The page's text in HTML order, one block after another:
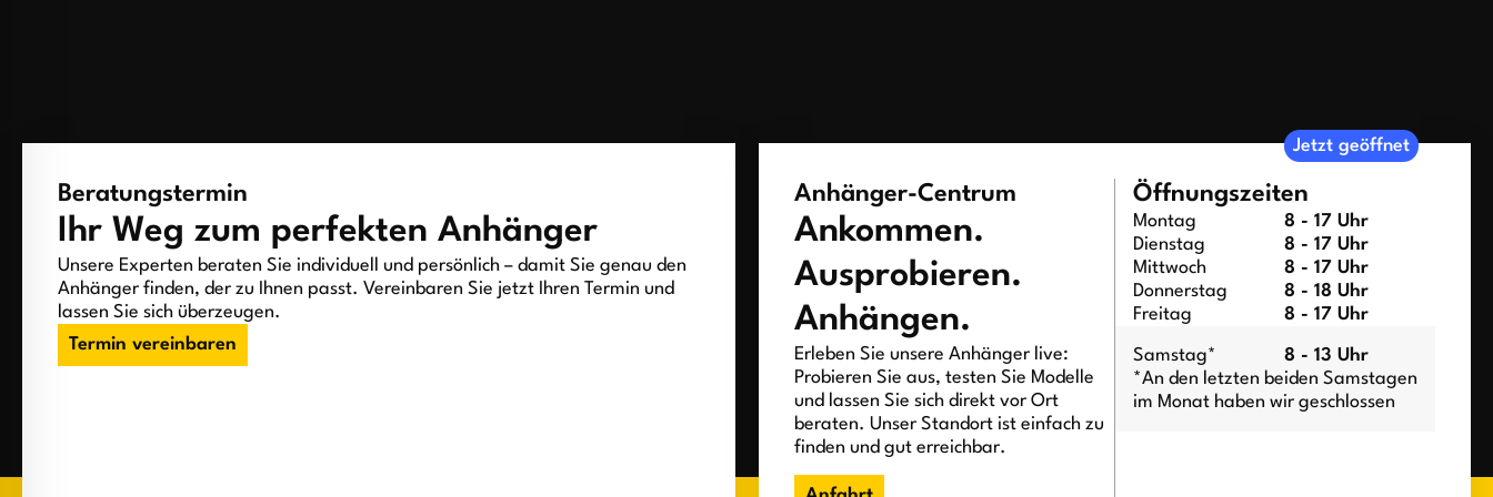
Beratungstermin
Ihr Weg zum perfekten Anhänger
Unsere Experten beraten Sie individuell und persönlich – damit Sie genau den
Anhänger finden, der zu Ihnen passt. Vereinbaren Sie jetzt Ihren Termin und
lassen Sie sich überzeugen.
Termin vereinbaren
Anhänger-Centrum
Ankommen.
Ausprobieren.
Anhängen.
Erleben Sie unsere Anhänger live:
Probieren Sie aus, testen Sie Modelle
und lassen Sie sich direkt vor Ort
beraten. Unser Standort ist einfach zu
finden und gut erreichbar.
Jetzt geöffnet
Öffnungszeiten
Montag
8 - 17 Uhr
Dienstag
8 - 17 Uhr
Mittwoch
8 - 17 Uhr
Donnerstag
8 - 18 Uhr
Freitag
8 - 17 Uhr
Samstag*
8 - 13 Uhr
*An den letzten beiden Samstagen
im Monat haben wir geschlossen